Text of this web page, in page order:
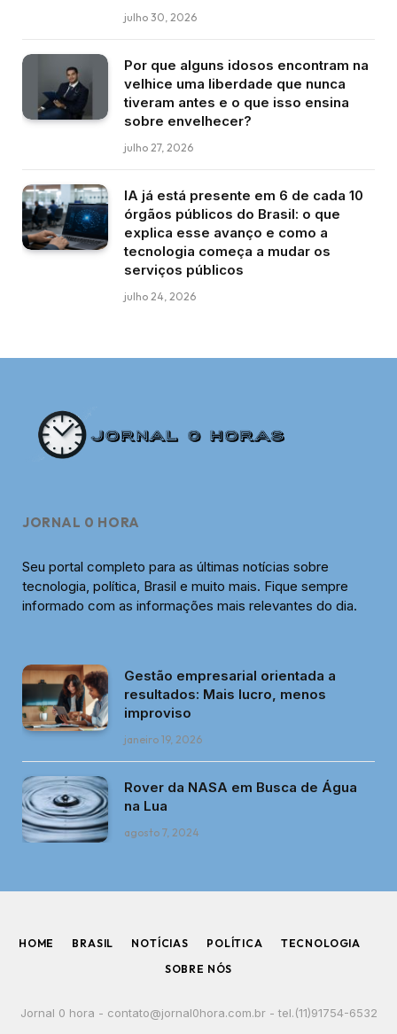
julho 30, 2026
Por que alguns idosos encontram na
velhice uma liberdade que nunca
tiveram antes e o que isso ensina
sobre envelhecer?
julho 27, 2026
IA já está presente em 6 de cada 10
órgãos públicos do Brasil: o que
explica esse avanço e como a
tecnologia começa a mudar os
serviços públicos
julho 24, 2026
JORNAL 0 HORA
Seu portal completo para as últimas notícias sobre
tecnologia, política, Brasil e muito mais. Fique sempre
informado com as informações mais relevantes do dia.
Gestão empresarial orientada a
resultados: Mais lucro, menos
improviso
janeiro 19, 2026
Rover da NASA em Busca de Água
na Lua
agosto 7, 2024
HOME BRASIL NOTÍCIAS POLÍTICA
TECNOLOGIA
SOBRE NÓS
Jornal 0 hora - contato@jornal0hora.com.br- tel.(11)91754-6532